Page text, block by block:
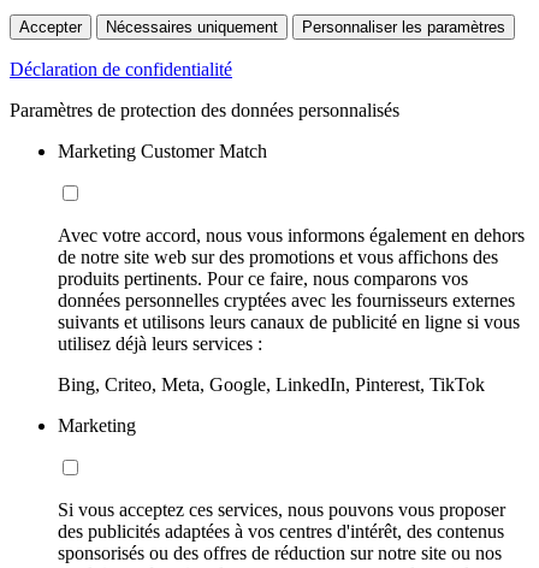
Accepter Nécessaires uniquement Personnaliser les paramètres
Déclaration de confidentialité
Paramètres de protection des données personnalisés
Marketing Customer Match
Avec votre accord, nous vous informons également en dehors
de notre site web sur des promotions et vous affichons des
produits pertinents. Pour ce faire, nous comparons vos
données personnelles cryptées avec les fournisseurs externes
suivants et utilisons leurs canaux de publicité en ligne si vous
utilisez déjà leurs services :
Bing, Criteo, Meta, Google, LinkedIn, Pinterest, TikTok
Marketing
Si vous acceptez ces services, nous pouvons vous proposer
des publicités adaptées à vos centres d'intérêt, des contenus
sponsorisés ou des offres de réduction sur notre site ou nos